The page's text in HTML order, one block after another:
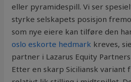
eller pyramidespill. Vi ser
styrke selskapets posisjon
som nye eiere kan tilføre den
oslo eskorte hedmark kreves,
partner i Lazarus Equity
Etter en skarp Siciliansk variant